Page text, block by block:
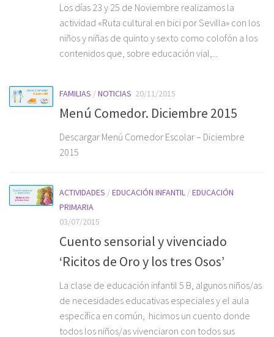
Los días 23 y 25 de Noviembre realizamos la
actividad «Ruta cultural en bici por Sevilla» con los
niños y niñas de quinto y sexto como colofón a los
contenidos que, sobre educación vial,...
FAMILIAS /NOTICIAS 20/11/2015
Menú Comedor. Diciembre 2015
Descargar Menú Comedor Escolar – Diciembre
2015
ACTIVIDADES /EDUCACIÓN INFANTIL /EDUCACIÓN
PRIMARIA
03/07/2015
Cuento sensorial y vivenciado
‘Ricitos de Oro y los tres Osos’
La clase de educación infantil 5 B, algunos niños/as
de necesidades educativas especiales y el aula
específica en común, hicimos un cuento donde
todos los niños/as vivenciaron con todos sus